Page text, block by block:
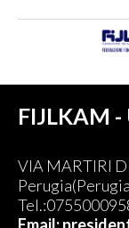
FIJLKAM
VIA MARTIRI